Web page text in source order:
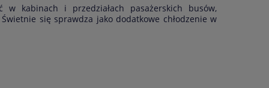
w kabinach i przedziałach pasażerskich busów,
się sprawdza jako dodatkowe chłodzenie w